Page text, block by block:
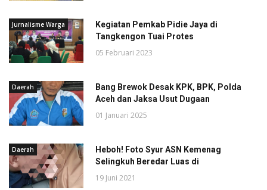
Jurnalisme Warga
Kegiatan Pemkab Pidie Jaya di
Tangkengon Tuai Protes
05 Februari 2023
Daerah
Bang Brewok Desak KPK, BPK, Polda
Aceh dan Jaksa Usut Dugaan
01 Januari 2025
Daerah
Heboh! Foto Syur ASN Kemenag
Selingkuh Beredar Luas di
19 Juni 2021